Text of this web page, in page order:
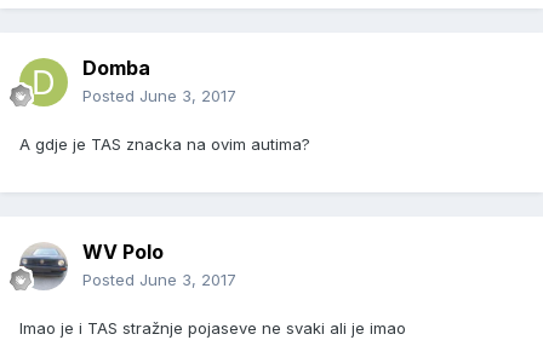
Domba
Posted June 3, 2017
A gdje je TAS znacka na ovim autima?
WV Polo
Posted June 3, 2017
Imao je i TAS stražnje pojaseve ne svaki ali je imao